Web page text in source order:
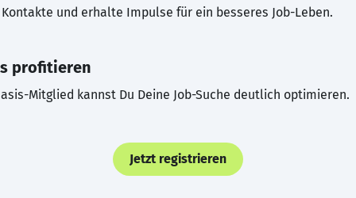
und erhalte Impulse für ein besseres Job-Leben.
profitieren
Mitglied kannst Du Deine Job-Suche deutlich optimieren.
Jetzt registrieren